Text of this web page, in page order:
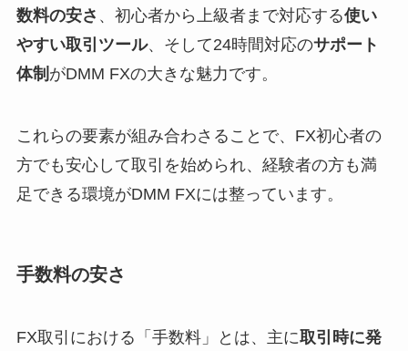
数料の安さ 、初心者から上級者まで対応する使い
やすい取引ツール、そして24時間対応のサポート
体制 がDMM FXの大きな魅力です。
これらの要素が組み合わさることで、FX初心者の
方でも安心して取引を始められ、経験者の方も満
足できる環境がDMM FXには整っています。
手数料の安さ
FX取引における「手数料」とは、主に取引時に発